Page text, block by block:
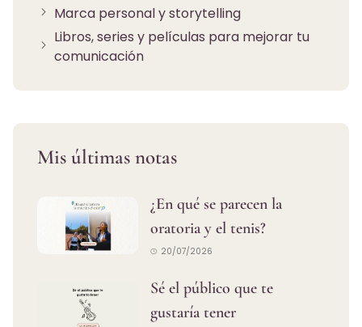
Marca personal y storytelling
Libros, series y películas para mejorar tu
comunicación
Mis últimas notas
¿En qué se parecen la
oratoria y el tenis?
20/07/2026
Sé el público que te
gustaría tener